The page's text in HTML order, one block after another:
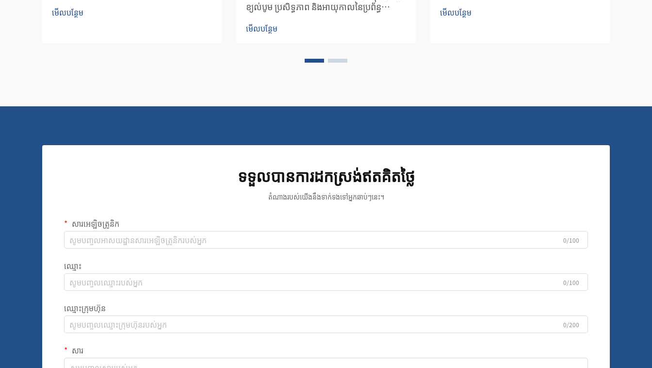
បូម។ ធាតុ​ចាំបាច់​ទាំង​នេះ​ការពារ​ទាំង​បូម​ខ្យល់ និង...
មើលបន្ថែម
ខ្យល់បូម ប្រសិទ្ធភាព និងអាយុកាលនៃប្រព័ន្ធ
ដែលត្រឹមត្រូវ។ តម្រងម៉ាស៊ីនបូមខ្យល់ដែលធ្វើជាអ្នក
មើលបន្ថែម
ការពារទាំងឧបករណ៍ និងផលិតផលចុងក្រោយរបស់
មើលបន្ថែម
ទទួលបានការដកស្រង់ឥតគិតថ្លៃ
តំណាងរបស់យើងនឹងទាក់ទងទៅអ្នកឆាប់ៗនេះ។
សារអេឡិចត្រូនិក
0/100
ឈ្មោះ
0/100
ឈ្មោះក្រុមហ៊ុន
0/200
សារ